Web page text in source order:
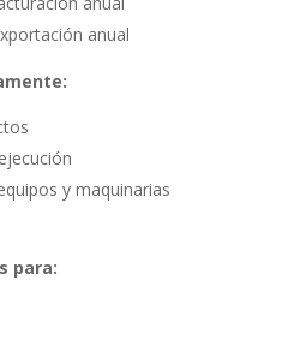
anual
y maquinarias
para: